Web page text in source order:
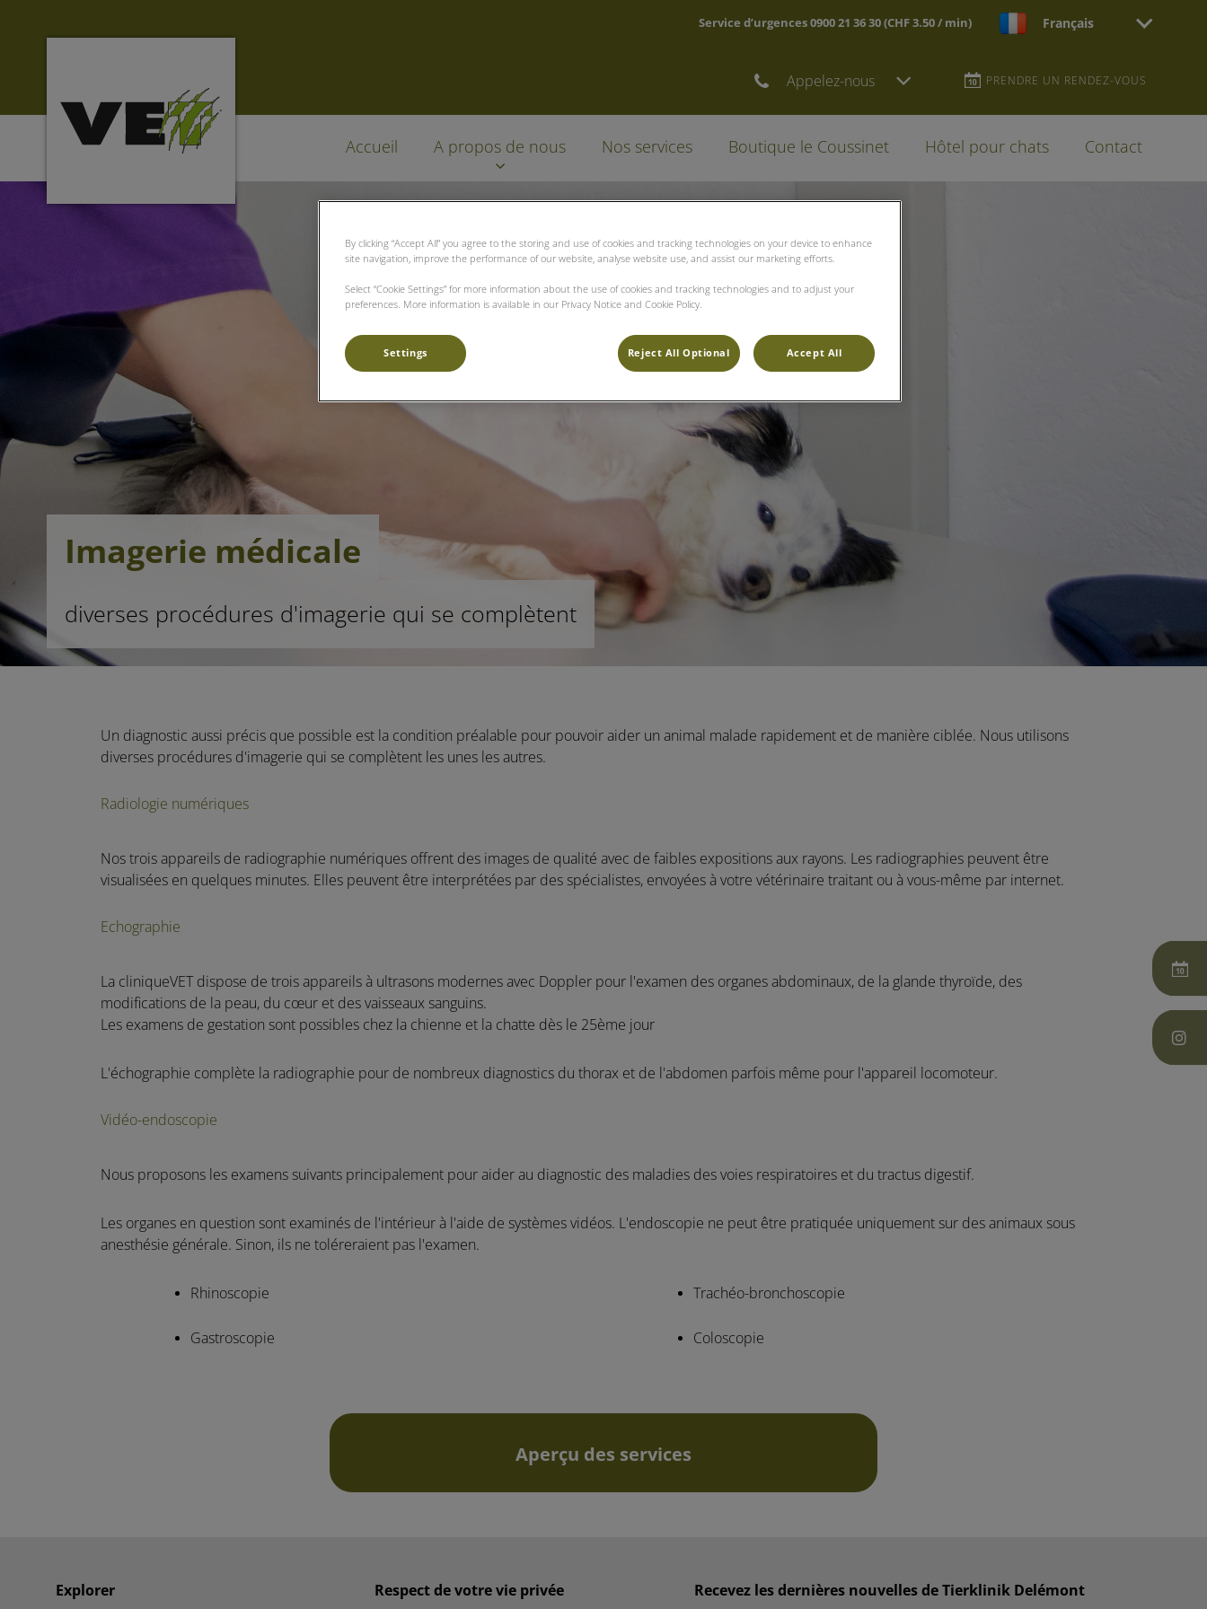
Service d’urgences 0900 21 36 30 (CHF 3.50 / min) Français
Page d'accueil de Clinique vétérinaire Delémont
Appelez-nous PRENDRE UN RENDEZ-VOUS
Accueil A propos de nous Nos services Boutique le Coussinet Hôtel pour chats Contact
Imagerie médicale
diverses procédures d'imagerie qui se complètent
Un diagnostic aussi précis que possible est la condition préalable pour pouvoir aider un animal malade rapidement et de manière ciblée. Nous utilisons
diverses procédures d'imagerie qui se complètent les unes les autres.
Radiologie numériques
Nos trois appareils de radiographie numériques offrent des images de qualité avec de faibles expositions aux rayons. Les radiographies peuvent être
visualisées en quelques minutes. Elles peuvent être interprétées par des spécialistes, envoyées à votre vétérinaire traitant ou à vous-même par internet.
Echographie
La cliniqueVET dispose de trois appareils à ultrasons modernes avec Doppler pour l'examen des organes abdominaux, de la glande thyroïde, des
modifications de la peau, du cœur et des vaisseaux sanguins.
Les examens de gestation sont possibles chez la chienne et la chatte dès le 25ème jour
L'échographie complète la radiographie pour de nombreux diagnostics du thorax et de l'abdomen parfois même pour l'appareil locomoteur.
Vidéo-endoscopie
Nous proposons les examens suivants principalement pour aider au diagnostic des maladies des voies respiratoires et du tractus digestif.
Les organes en question sont examinés de l'intérieur à l'aide de systèmes vidéos. L'endoscopie ne peut être pratiquée uniquement sur des animaux sous
anesthésie générale. Sinon, ils ne toléreraient pas l'examen.
Rhinoscopie Trachéo-bronchoscopie
Gastroscopie Coloscopie
Aperçu des services
Explorer Respect de votre vie privée Recevez les dernières nouvelles de Tierklinik Delémont
By clicking “Accept All” you agree to the storing and use of cookies and tracking technologies on your device to enhance
site navigation, improve the performance of our website, analyse website use, and assist our marketing efforts.
Select “Cookie Settings” for more information about the use of cookies and tracking technologies and to adjust your
preferences. More information is available in our Privacy Notice and Cookie Policy.
Settings Reject All Optional Accept All